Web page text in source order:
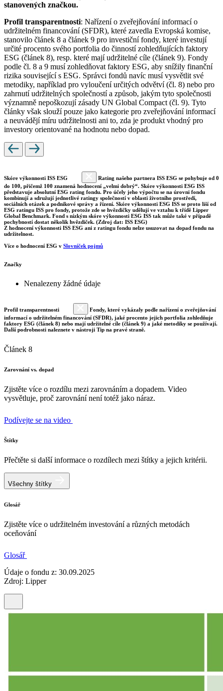
stanovených značkou.
Profil transparentnosti: Nařízení o zveřejňování informací o
udržitelném financování (SFDR), které zavedla Evropská komise,
stanovilo článek 8 a článek 9 pro investiční fondy, které investují
určité procento svého portfolia do činností zohledňujících faktory
ESG (článek 8), resp. které mají udržitelné cíle (článek 9). Fondy
podle čl. 8 a 9 musí zohledňovat faktory ESG, aby snížily finanční
rizika související s ESG. Správci fondů navíc musí vysvětlit své
metodiky, například pro vyloučení určitých odvětví (čl. 8) nebo pro
zahrnutí udržitelných společností a způsob, jakým tyto společnosti
významně nepoškozují zásady UN Global Compact (čl. 9). Tyto
články však slouží pouze jako kategorie pro zveřejňování informací
a neuvádějí míru udržitelnosti ani to, zda je produkt vhodný pro
investory orientované na hodnotu nebo dopad.
Skóre výkonnosti ISS ESG
Rating našeho partnera ISS ESG se pohybuje od 0
do 100, přičemž 100 znamená hodnocení „velmi dobrý“. Skóre výkonnosti ESG ISS
představuje absolutní ESG rating fondu. Pro účely jeho výpočtu se na úrovni fondu
kombinují a sdružují jednotlivé ratingy společností v oblasti životního prostředí,
sociálních otázek a podnikové správy a řízení. Skóre výkonnosti ESG ISS se proto liší od
ESG ratingu ISS pro fondy, protože zde se hvězdičky udělují ve vztahu k třídě Lipper
Global Benchmark. Fond s nízkým skóre výkonnosti ESG ISS tak může také v případě
pochybností dostat několik hvězdiček. (Zdroj dat: ISS ESG)
Z hodnocení výkonnosti ISS ESG ani z ratingu fondu nelze usuzovat na dopad fondu na
udržitelnost.
Více o hodnocení ESG v Slovníček pojmů
Značky
Nenalezeny žádné údaje
Profil transparentnosti
Fondy, které vykázaly podle nařízení o zveřejňování
informací o udržitelném financování (SFDR), jaké procento jejich portfolia zohledňuje
faktory ESG (článek 8) nebo mají udržitelné cíle (článek 9) a jaké metodiky se používají.
Další podrobnosti naleznete v nástroji Tip na pravé straně.
Článek 8
Zarovnání vs. dopad
Zjistěte více o rozdílu mezi zarovnáním a dopadem. Video
vysvětluje, proč zarovnání není totéž jako náraz.
Podívejte se na video
Štítky
Přečtěte si další informace o rozdílech mezi štítky a jejich kritérii.
Všechny štítky
Glosář
Zjistěte více o udržitelném investování a různých metodách
oceňování
Glosář
Údaje o fondu z: 30.09.2025
Zdroj: Lipper